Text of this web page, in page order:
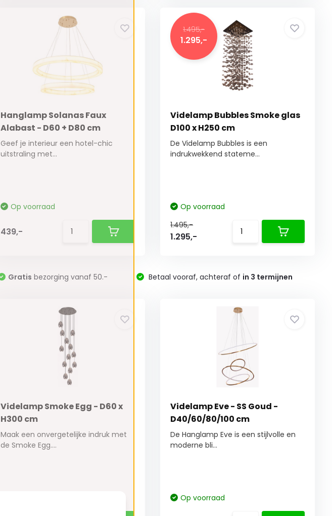
Hanglamp Solanas Faux
Alabast - D60 + D80 cm
Geef je interieur een hotel-chic
uitstraling met...
Op voorraad
439,-
1.495,-
1.295,-
Videlamp Bubbles Smoke glas
D100 x H250 cm
De Videlamp Bubbles is een
indrukwekkend stateme...
Op voorraad
1.495,-
1.295,-
Gratis bezorging vanaf 50.- Betaal vooraf, achteraf of in 3 termijnen
Videlamp Smoke Egg - D60 x
H300 cm
Maak een onvergetelijke indruk met
de Smoke Egg....
Videlamp Eve - SS Goud -
D40/60/80/100 cm
De Hanglamp Eve is een stijlvolle en
moderne bli...
Op voorraad